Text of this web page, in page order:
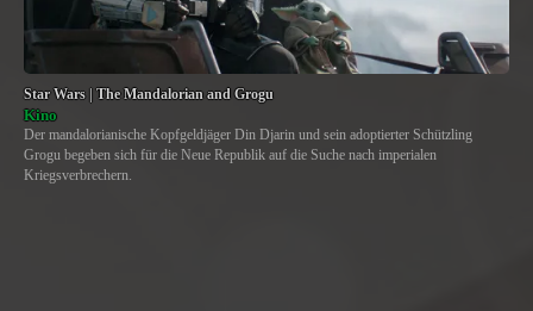
Star Wars | The Mandalorian and Grogu
Kino
Der mandalorianische Kopfgeldjäger Din Djarin und sein adoptierter Schützling
Grogu begeben sich für die Neue Republik auf die Suche nach imperialen
Kriegsverbrechern.